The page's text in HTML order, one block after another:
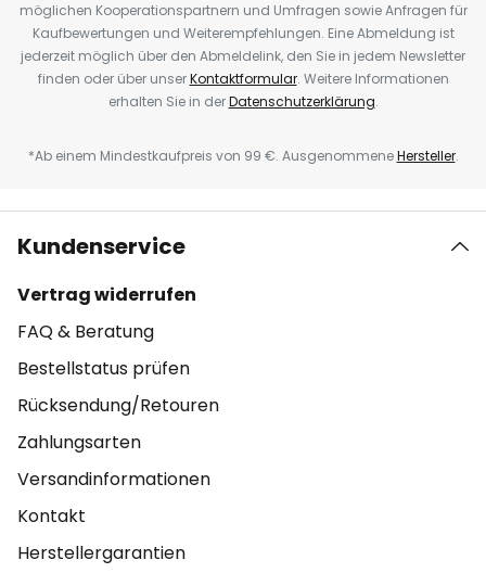
möglichen Kooperationspartnern und Umfragen sowie Anfragen für
Kaufbewertungen und Weiterempfehlungen. Eine Abmeldung ist
jederzeit möglich über den Abmeldelink, den Sie in jedem Newsletter
finden oder über unserKontaktformular. Weitere Informationen
erhalten Sie in derDatenschutzerklärung.
*Ab einem Mindestkaufpreis von 99 €. AusgenommeneHersteller.
Kundenservice
Vertrag widerrufen
FAQ & Beratung
Bestellstatus prüfen
Rücksendung/Retouren
Zahlungsarten
Versandinformationen
Kontakt
Herstellergarantien